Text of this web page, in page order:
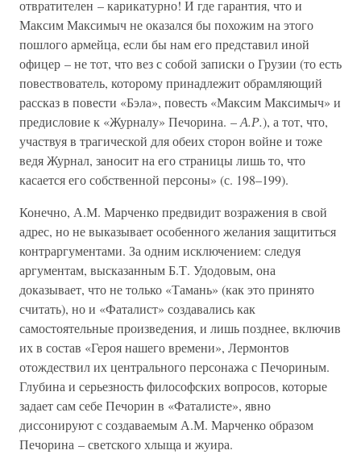
отвратителен – карикатурно! И где гарантия, что и
Максим Максимыч не оказался бы похожим на этого
пошлого армейца, если бы нам его представил иной
офицер – не тот, что вез с собой записки о Грузии (то есть
повествователь, которому принадлежит обрамляющий
рассказ в повести «Бэла», повесть «Максим Максимыч» и
предисловие к «Журналу» Печорина. –А.Р.), а тот, что,
участвуя в трагической для обеих сторон войне и тоже
ведя Журнал, заносит на его страницы лишь то, что
касается его собственной персоны» (с. 198–199).
Конечно, А.М. Марченко предвидит возражения в свой
адрес, но не выказывает особенного желания защититься
контраргументами. За одним исключением: следуя
аргументам, высказанным Б.Т. Удодовым, она
доказывает, что не только «Тамань» (как это принято
считать), но и «Фаталист» создавались как
самостоятельные произведения, и лишь позднее, включив
их в состав «Героя нашего времени», Лермонтов
отождествил их центрального персонажа с Печориным.
Глубина и серьезность философских вопросов, которые
задает сам себе Печорин в «Фаталисте», явно
диссонируют с создаваемым А.М. Марченко образом
Печорина – светского хлыща и жуира.